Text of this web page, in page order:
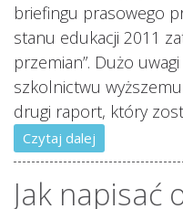
briefingu prasowego
stanu edukacji 2011
przemian”. Dużo
szkolnictwu
drugi raport, który
Czytaj dalej
Jak napisać